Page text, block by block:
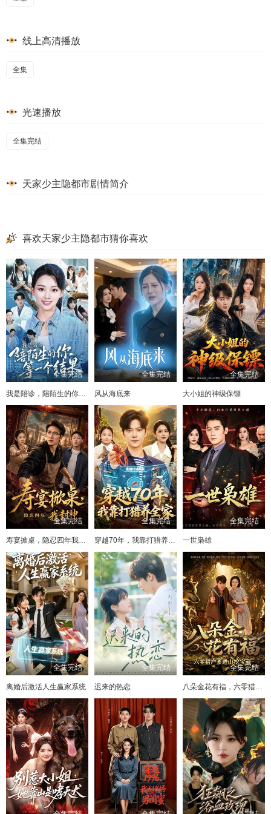
线上高清播放
全集
光速播放
全集完结
天家少主隐都市剧情简介
喜欢天家少主隐都市猜你喜欢
全集完结
我是陪诊，陪陌生的你等一个结果
全集完结
风从海底来
全集完结
大小姐的神级保镖
全集完结
寿宴掀桌，隐忍四年我封神
全集完结
穿越70年，我靠打猎养全家
全集完结
一世枭雄
全集完结
离婚后激活人生赢家系统
全集完结
迟来的热恋
全集完结
八朵金花有福，六零猎户爹进山挖宝藏